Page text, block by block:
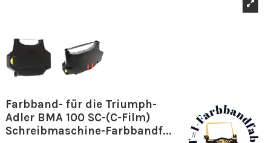
Farbband- für die Triumph-
Adler BMA 100 SC-(C-Film)
Schreibmaschine-Farbbandf...